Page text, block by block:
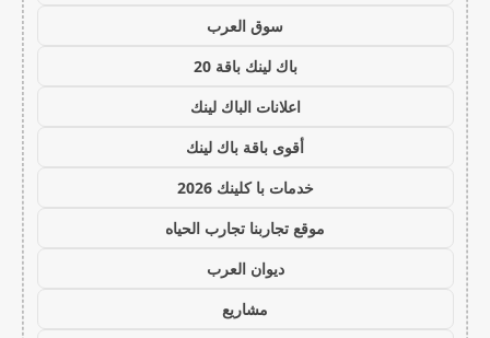
سوق العرب
باك لينك باقة 20
اعلانات الباك لينك
أقوى باقة باك لينك
خدمات با كلينك 2026
موقع تجاربنا تجارب الحياه
ديوان العرب
مشاريع